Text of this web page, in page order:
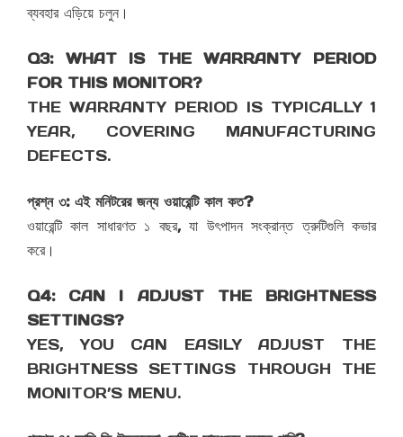
ব্যবহার এড়িয়ে চলুন।
Q3: WHAT IS THE WARRANTY PERIOD
FOR THIS MONITOR?
THE WARRANTY PERIOD IS TYPICALLY 1
YEAR, COVERING MANUFACTURING
DEFECTS.
প্রশ্ন ৩: এই মনিটরের জন্য ওয়ারেন্টি কাল কত?
ওয়ারেন্টি কাল সাধারণত ১ বছর, যা উৎপাদন সংক্রান্ত ত্রুটিগুলি কভার
করে।
Q4: CAN I ADJUST THE BRIGHTNESS
SETTINGS?
YES, YOU CAN EASILY ADJUST THE
BRIGHTNESS SETTINGS THROUGH THE
MONITOR’S MENU.